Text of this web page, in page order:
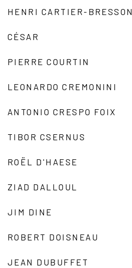
HENRI CARTIER-BRESSON
CÉSAR
PIERRE COURTIN
LEONARDO CREMONINI
ANTONIO CRESPO FOIX
TIBOR CSERNUS
ROËL D'HAESE
ZIAD DALLOUL
JIM DINE
ROBERT DOISNEAU
JEAN DUBUFFET